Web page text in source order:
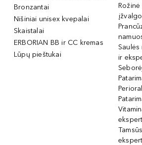
Bronzantai
Nišiniai unisex kvepalai
Skaistalai
ERBORIAN BB ir CC kremas
Lūpų pieštukai
Rožinė
Saulės
ir